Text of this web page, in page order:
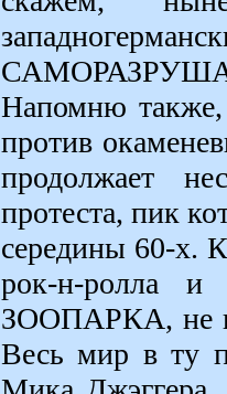
Напомню также,
против
продолжает
протеста, пик
середины 60-х.
рок-н-ролла и
ЗООПАРКА, не
Весь мир в ту